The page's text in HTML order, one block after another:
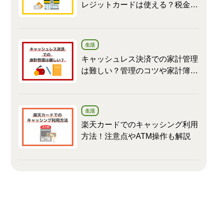
レジットカードは使える？税金の
生活
キャッシュレス決済での家計管理
は難しい？管理のコツや家計簿の
生活
楽天カードでのキャッシング利用
方法！注意点やATM操作も解説